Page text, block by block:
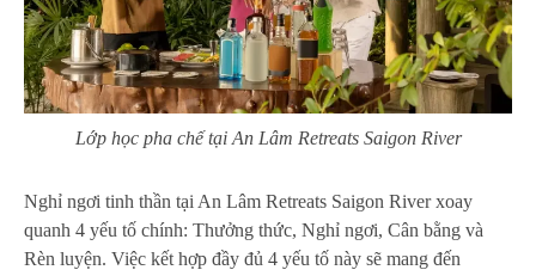
Lớp học pha chế tại An Lâm Retreats Saigon River
Nghỉ ngơi tinh thần tại An Lâm Retreats Saigon River xoay
quanh 4 yếu tố chính: Thưởng thức, Nghỉ ngơi, Cân bằng và
Rèn luyện. Việc kết hợp đầy đủ 4 yếu tố này sẽ mang đến